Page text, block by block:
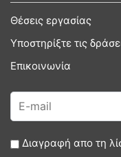
Θέσεις εργασίας
Υποστηρίξτε τις
Επικοινωνία
Διαγραφή απο τη